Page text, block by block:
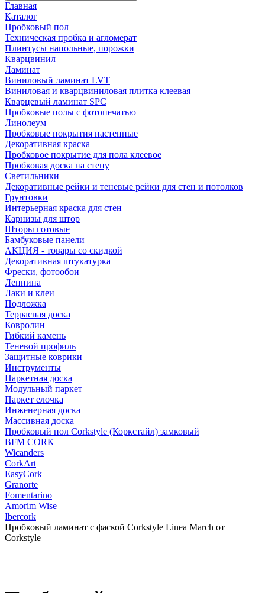
Главная
Каталог
Пробковый пол
Техническая пробка и агломерат
Плинтусы напольные, порожки
Кварцвинил
Ламинат
Виниловый ламинат LVT
Виниловая и кварцвиниловая плитка клеевая
Кварцевый ламинат SPC
Пробковые полы с фотопечатью
Линолеум
Пробковые покрытия настенные
Декоративная краска
Пробковое покрытие для пола клеевое
Пробковая доска на стену
Светильники
Декоративные рейки и теневые рейки для стен и потолков
Грунтовки
Интерьерная краска для стен
Карнизы для штор
Шторы готовые
Бамбуковые панели
АКЦИЯ - товары со скидкой
Декоративная штукатурка
Фрески, фотообои
Лепнина
Лаки и клеи
Подложка
Террасная доска
Ковролин
Гибкий камень
Теневой профиль
Защитные коврики
Инструменты
Паркетная доска
Модульный паркет
Паркет елочка
Инженерная доска
Массивная доска
Пробковый пол Corkstyle (Коркстайл) замковый
BFM CORK
Wicanders
CorkArt
EasyCork
Granorte
Fomentarino
Amorim Wise
Ibercork
Пробковый ламинат c фаской Corkstyle Linea March от
Corkstyle